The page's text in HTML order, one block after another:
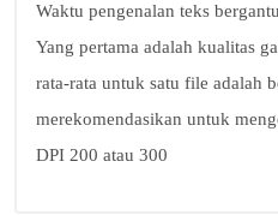
Waktu pengenalan teks
Yang pertama adalah kualitas
rata-rata untuk satu file adalah
merekomendasikan untuk
DPI 200 atau 300